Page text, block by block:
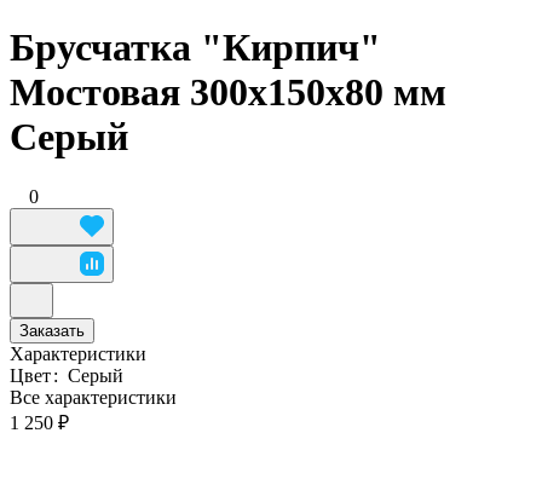
Брусчатка "Кирпич"
Мостовая 300х150х80 мм
Серый
0
Заказать
Характеристики
Цвет: Серый
Все характеристики
1 250 ₽